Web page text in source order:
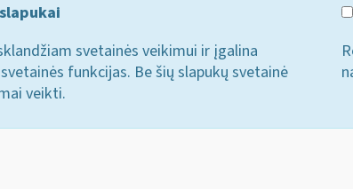
svetainės veikimui ir įgalina
funkcijas. Be šių slapukų svetainė
veikti.